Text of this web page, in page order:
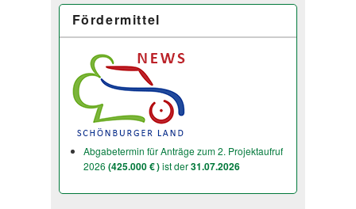
Fördermittel
Abgabetermin für Anträge zum 2. Projektaufruf
2026 (425.000 € )ist der31.07.2026